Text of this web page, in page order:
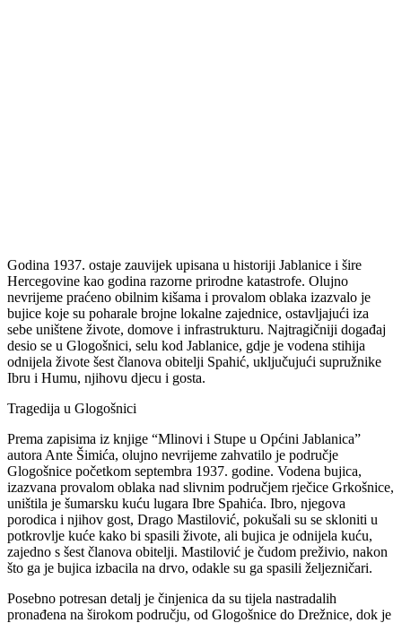
Godina 1937. ostaje zauvijek upisana u historiji Jablanice i šire
Hercegovine kao godina razorne prirodne katastrofe. Olujno
nevrijeme praćeno obilnim kišama i provalom oblaka izazvalo je
bujice koje su poharale brojne lokalne zajednice, ostavljajući iza
sebe uništene živote, domove i infrastrukturu. Najtragičniji događaj
desio se u Glogošnici, selu kod Jablanice, gdje je vodena stihija
odnijela živote šest članova obitelji Spahić, uključujući supružnike
Ibru i Humu, njihovu djecu i gosta.
Tragedija u Glogošnici
Prema zapisima iz knjige “Mlinovi i Stupe u Općini Jablanica”
autora Ante Šimića, olujno nevrijeme zahvatilo je područje
Glogošnice početkom septembra 1937. godine. Vodena bujica,
izazvana provalom oblaka nad slivnim područjem rječice Grkošnice,
uništila je šumarsku kuću lugara Ibre Spahića. Ibro, njegova
porodica i njihov gost, Drago Mastilović, pokušali su se skloniti u
potkrovlje kuće kako bi spasili živote, ali bujica je odnijela kuću,
zajedno s šest članova obitelji. Mastilović je čudom preživio, nakon
što ga je bujica izbacila na drvo, odakle su ga spasili željezničari.
Posebno potresan detalj je činjenica da su tijela nastradalih
pronađena na širokom području, od Glogošnice do Drežnice, dok je